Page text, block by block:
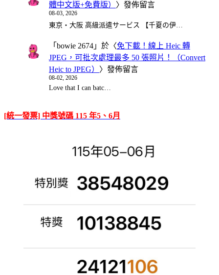
體中文版+免費版） 〉發佈留言
08-03, 2026
東京・大阪 高級派遣サービス 【千夏の伊…
「 bowie 2674 」於〈免下載！線上 Heic 轉
JPEG，可批次處理最多 50 張照片！（Convert
Heic to JPEG） 〉發佈留言
08-02, 2026
Love that I can batc…
[統一發票] 中獎號碼 115 年5、6月